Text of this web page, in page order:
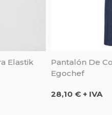
Elastik
Pantalón De
Egochef
Precio
28,10 € + IVA